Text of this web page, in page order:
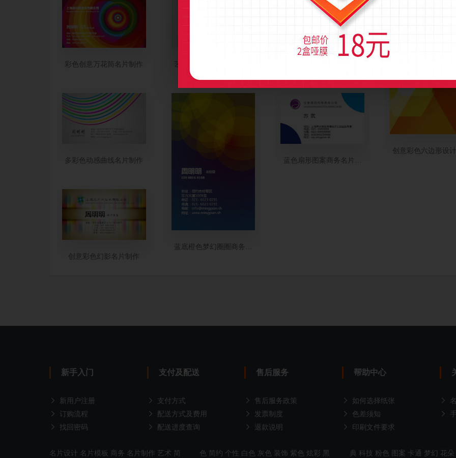
彩色创意万花筒名片制作
多彩色动感曲线名片制作
创意彩色幻影名片制作
艺术风梦幻光影名片制作
蓝底橙色梦幻圈圈商务竖版名片制作
蓝色扇形图案商务名片制作
创意彩色六边形设
新手入门
新用户注册
订购流程
找回密码
支付及配送
支付方式
配送方式及费用
配送进度查询
售后服务
售后服务政策
发票制度
退款说明
帮助中心
如何选择纸张
色差须知
印刷文件要求
名片设计 名片模板 商务 名片制作 艺术 简 色 简约 个性 白色 灰色 装饰 紫色 炫彩 黑 典 科技 粉色 图案 卡通 梦幻 花朵